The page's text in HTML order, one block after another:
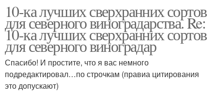
10-ка лучших сверхранних сортов
для северного виноградарства. Re:
10-ка лучших сверхранних сортов
для северного виноградар
Спасибо! И простите, что я вас немного
подредактировал…по строчкам (правиа цитирования
это допускают)